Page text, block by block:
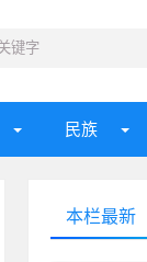
民族
本栏最新